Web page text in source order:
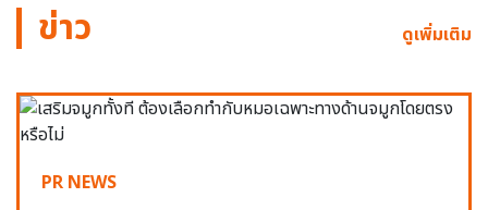
ข่าว ดูเพิ่มเติม
PR NEWS